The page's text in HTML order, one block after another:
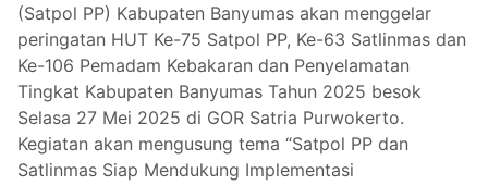
(Satpol PP) Kabupaten Banyumas akan menggelar
peringatan HUT Ke-75 Satpol PP, Ke-63 Satlinmas dan
Ke-106 Pemadam Kebakaran dan Penyelamatan
Tingkat Kabupaten Banyumas Tahun 2025 besok
Selasa 27 Mei 2025 di GOR Satria Purwokerto.
Kegiatan akan mengusung tema “Satpol PP dan
Satlinmas Siap Mendukung Implementasi